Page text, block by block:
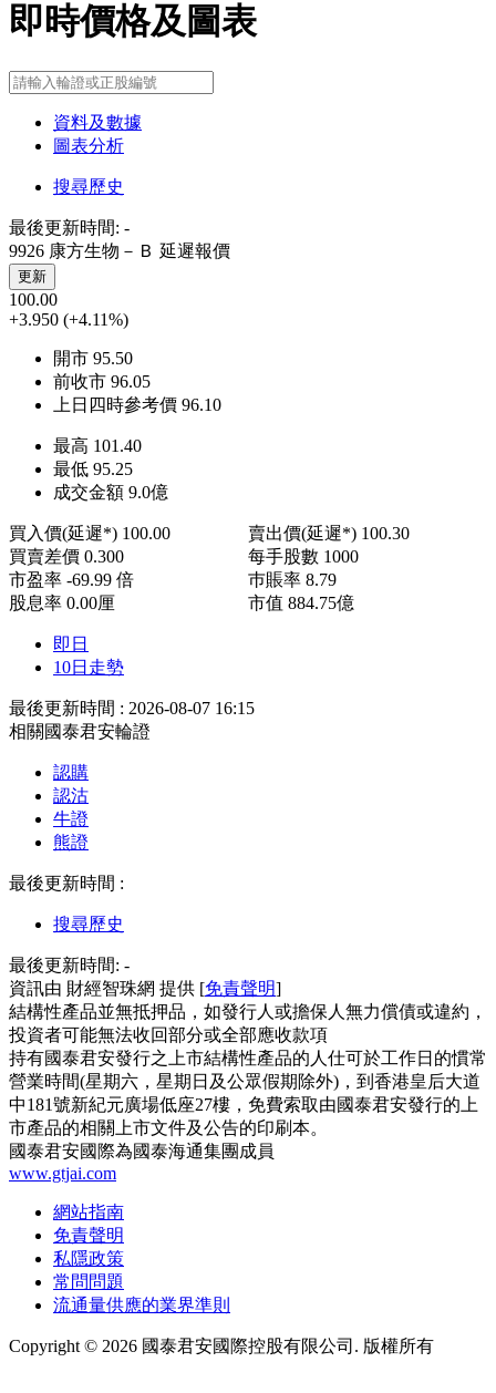
即時價格及圖表
資料及數據
圖表分析
搜尋歷史
最後更新時間: -
9926 康方生物－Ｂ 延遲報價
更新
100.00
+3.950 (+4.11%)
開市 95.50
前收市 96.05
上日四時參考價 96.10
最高 101.40
最低 95.25
成交金額 9.0億
買入價(延遲*) 100.00 賣出價(延遲*) 100.30
買賣差價 0.300 每手股數 1000
市盈率 -69.99 倍 巿賬率 8.79
股息率 0.00厘 市值 884.75億
即日
10日走勢
最後更新時間 : 2026-08-07 16:15
相關國泰君安輪證
認購
認沽
牛證
熊證
最後更新時間 :
搜尋歷史
最後更新時間: -
資訊由 財經智珠網 提供 [免責聲明]
結構性產品並無抵押品，如發行人或擔保人無力償債或違約，
投資者可能無法收回部分或全部應收款項
持有國泰君安發行之上市結構性產品的人仕可於工作日的慣常
營業時間(星期六，星期日及公眾假期除外)，到香港皇后大道
中181號新紀元廣場低座27樓，免費索取由國泰君安發行的上
市產品的相關上市文件及公告的印刷本。
國泰君安國際為國泰海通集團成員
www.gtjai.com
網站指南
免責聲明
私隱政策
常問問題
流通量供應的業界準則
Copyright © 2026 國泰君安國際控股有限公司. 版權所有